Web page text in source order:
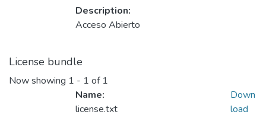
Description:
Acceso Abierto
License bundle
Now showing 1 - 1 of 1
Name:
license.txt
Down
load